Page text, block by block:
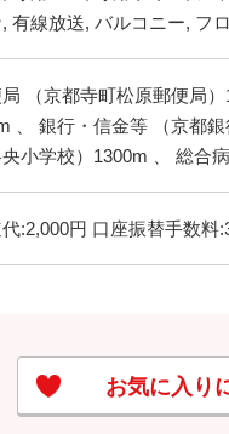
有線放送, バルコニー, フ
（京都寺町松原郵便局
、 銀行・信金等 （京都
央小学校）1300m 、 総合
:2,000円 口座振替手数料
お気に入り